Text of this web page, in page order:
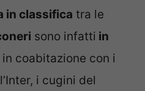
in classifica tra le
sono infatti in
coabitazione con i
i cugini del